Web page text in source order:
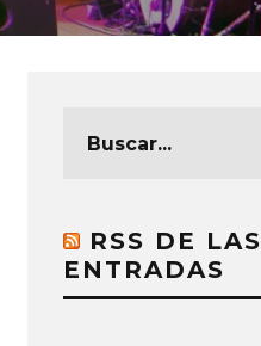
RSS DE LAS
ENTRADAS